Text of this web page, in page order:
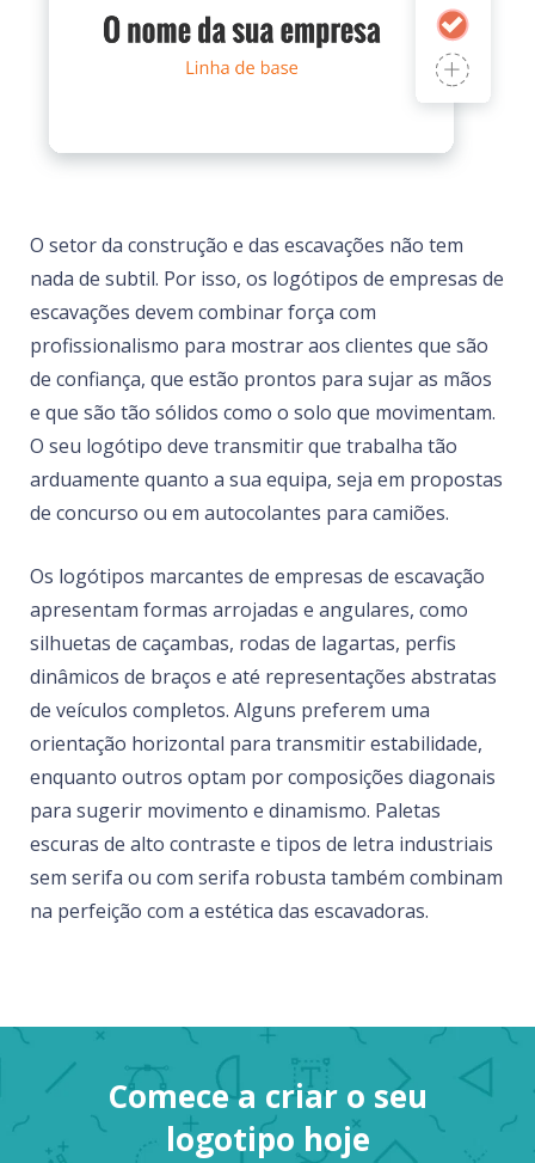
O setor da construção e das escavações não tem
nada de subtil. Por isso, os logótipos de empresas de
escavações devem combinar força com
profissionalismo para mostrar aos clientes que são
de confiança, que estão prontos para sujar as mãos
e que são tão sólidos como o solo que movimentam.
O seu logótipo deve transmitir que trabalha tão
arduamente quanto a sua equipa, seja em propostas
de concurso ou em autocolantes para camiões.
Os logótipos marcantes de empresas de escavação
apresentam formas arrojadas e angulares, como
silhuetas de caçambas, rodas de lagartas, perfis
dinâmicos de braços e até representações abstratas
de veículos completos. Alguns preferem uma
orientação horizontal para transmitir estabilidade,
enquanto outros optam por composições diagonais
para sugerir movimento e dinamismo. Paletas
escuras de alto contraste e tipos de letra industriais
sem serifa ou com serifa robusta também combinam
na perfeição com a estética das escavadoras.
Comece a criar o seu
logotipo hoje